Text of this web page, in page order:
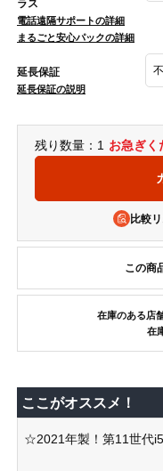
ラス
電話遠隔サポートの詳細
まるごと安心パックの詳細
延長保証
延長保証の説明
残り数量：1 お急ぎく
比較
この商
在庫のある店
在
ここがオススメ！
☆2021年製！第11世代